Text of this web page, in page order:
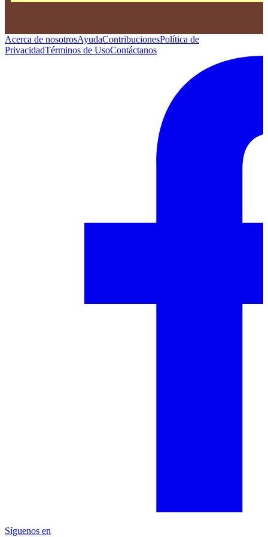
Acerca de nosotrosAyudaContribucionesPolítica de
PrivacidadTérminos de UsoContáctanos
Síguenos en